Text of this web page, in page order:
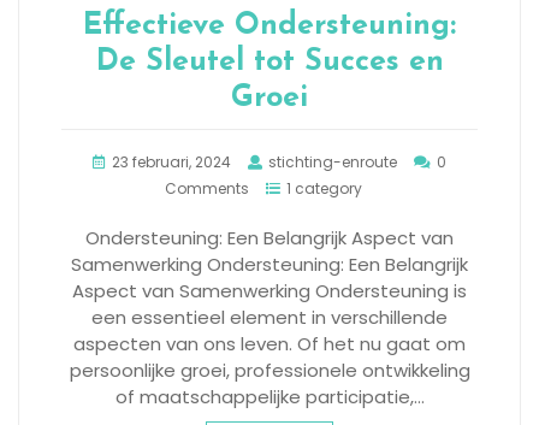
Effectieve Ondersteuning:
De Sleutel tot Succes en
Groei
23 februari, 2024 stichting-enroute
0
Comments
1 category
Ondersteuning: Een Belangrijk Aspect van
Samenwerking Ondersteuning: Een Belangrijk
Aspect van Samenwerking Ondersteuning is
een essentieel element in verschillende
aspecten van ons leven. Of het nu gaat om
persoonlijke groei, professionele ontwikkeling
of maatschappelijke participatie,…